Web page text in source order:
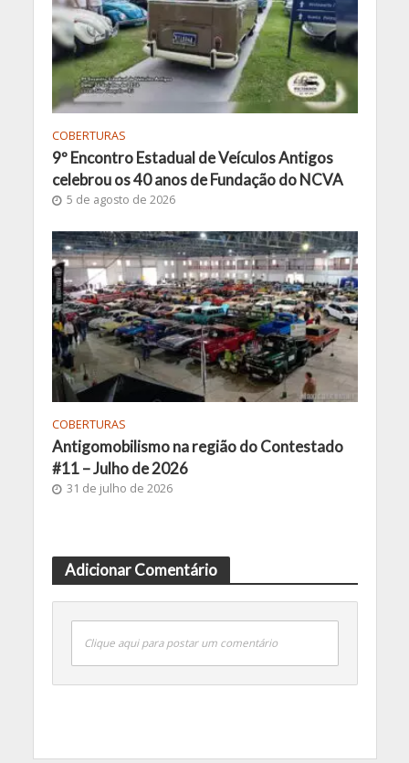
COBERTURAS
9º Encontro Estadual de Veículos Antigos
celebrou os 40 anos de Fundação do NCVA
5 de agosto de 2026
COBERTURAS
Antigomobilismo na região do Contestado
#11 – Julho de 2026
31 de julho de 2026
Adicionar Comentário
Clique aqui para postar um comentário